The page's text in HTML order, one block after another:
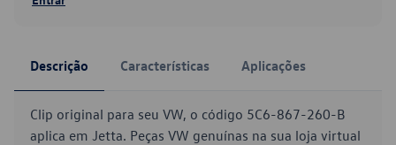
Descrição Características Aplicações
Clip original para seu VW, o código 5C6-867-260-B
aplica em Jetta. Peças VW genuínas na sua loja virtual